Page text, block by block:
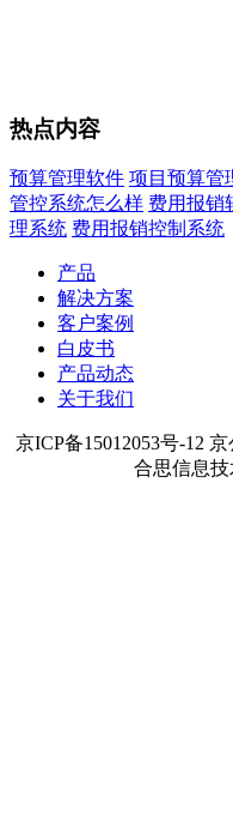
热点内容
预算管理软件 项目预算管
管控系统怎么样 费用报销
理系统 费用报销控制系统
产品
解决方案
客户案例
白皮书
产品动态
关于我们
京ICP备15012053号-12
合思信息